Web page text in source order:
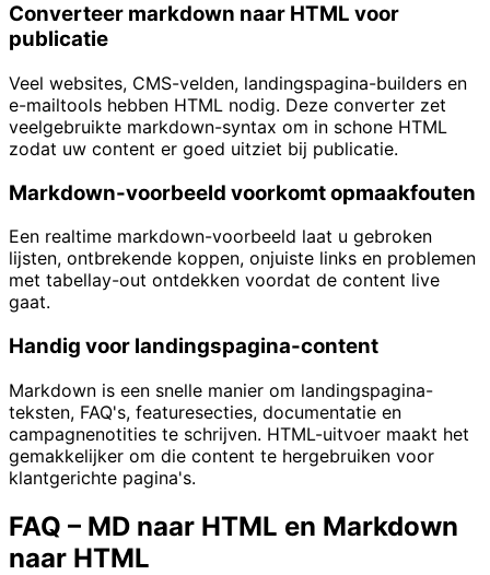
Converteer markdown naar HTML voor
publicatie
Veel websites, CMS-velden, landingspagina-builders en
e-mailtools hebben HTML nodig. Deze converter zet
veelgebruikte markdown-syntax om in schone HTML
zodat uw content er goed uitziet bij publicatie.
Markdown-voorbeeld voorkomt opmaakfouten
Een realtime markdown-voorbeeld laat u gebroken
lijsten, ontbrekende koppen, onjuiste links en problemen
met tabellay-out ontdekken voordat de content live
gaat.
Handig voor landingspagina-content
Markdown is een snelle manier om landingspagina-
teksten, FAQ's, featuresecties, documentatie en
campagnenotities te schrijven. HTML-uitvoer maakt het
gemakkelijker om die content te hergebruiken voor
klantgerichte pagina's.
FAQ – MD naar HTML en Markdown
naar HTML